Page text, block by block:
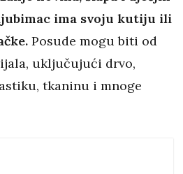
ima svoju kutiju ili
Posude mogu biti od
uključujući drvo,
tkaninu i mnoge